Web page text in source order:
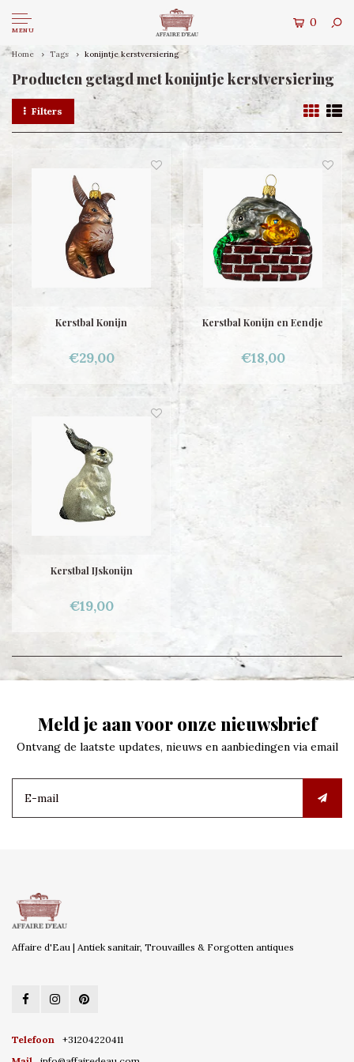
MENU
0
Home Tags konijntje kerstversiering
Producten getagd met konijntje kerstversiering
Filters
Kerstbal Konijn
€29,00
Kerstbal Konijn en Eendje
€18,00
Kerstbal IJskonijn
€19,00
Meld je aan voor onze nieuwsbrief
Ontvang de laatste updates, nieuws en aanbiedingen via email
Affaire d'Eau | Antiek sanitair, Trouvailles & Forgotten antiques
Telefoon
+31204220411